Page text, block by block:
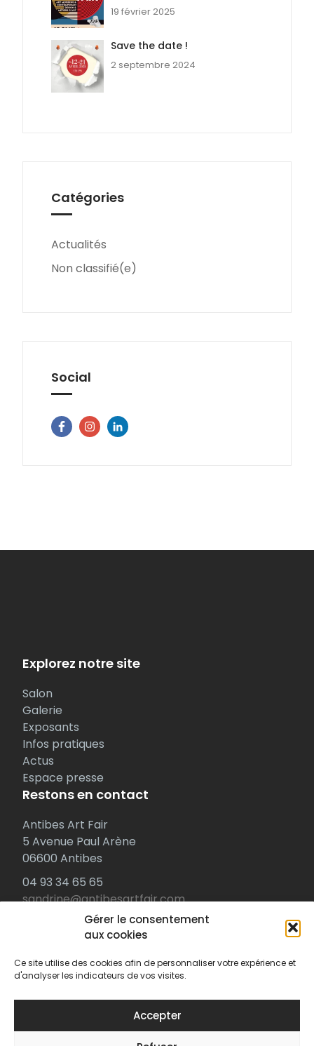
Gérer le consentement
aux cookies
Ce site utilise des cookies afin de personnaliser votre expérience et
d'analyser les indicateurs de vos visites.
Accepter
19 février 2025
Save the date !
2 septembre 2024
Catégories
Actualités
Non classifié(e)
Social
Facebook
Instagram
Linkedin
Explorez notre site
Salon
Galerie
Exposants
Infos pratiques
Actus
Espace presse
Restons en contact
Antibes Art Fair
5 Avenue Paul Arène
06600 Antibes
04 93 34 65 65
sandrine@antibesartfair.com
Retrouvez-nous ailleurs
Instagram